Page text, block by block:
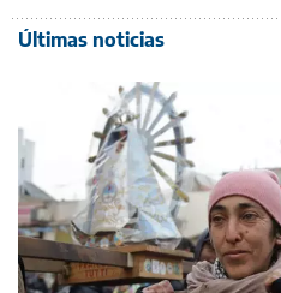
Últimas noticias